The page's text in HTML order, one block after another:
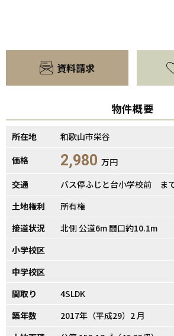
資料請求
物件概要
所在地
和歌山市栄谷
価格
2,980 万円
交通
バス停ふじと台小学校前 ま
土地権利
所有権
接道状況
北側 公道6m 間口約10.1m
小学校区
中学校区
間取り
4SLDK
築年数
2017年（平成29）2 月